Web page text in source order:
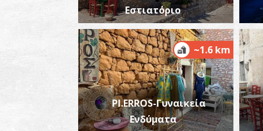
Εστιατόριο
~1.6 km
PI.ERROS-Γυναικεία
Ενδύματα